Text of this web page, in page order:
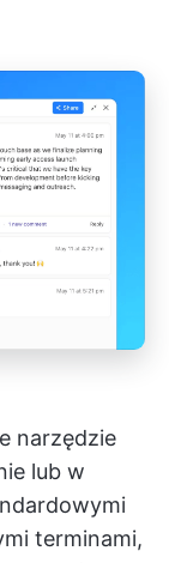
narzędzie
lub w
terminami,